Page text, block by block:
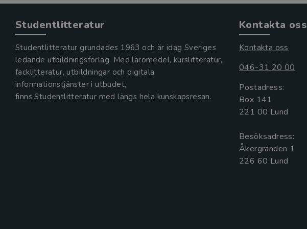
Studentlitteratur
Studentlitteratur grundades 1963 och är idag Sveriges
ledande utbildningsförlag. Med läromedel, kurslitteratur,
facklitteratur, utbildningar och digitala
informationstjänster i utbudet,
finns Studentlitteratur med längs hela kunskapsresan.
Kontakta oss
Kontakta oss
046-31 20 00
Postadress:
Box 141
221 00 Lund
Besöksadress:
Åkergränden 1